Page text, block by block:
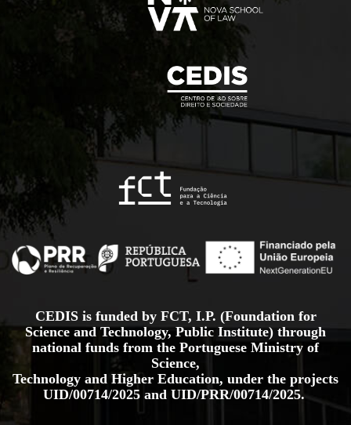
CEDIS is funded by FCT, I.P. (Foundation for
Science and Technology, Public Institute) through
national funds from the Portuguese Ministry of
Science,
Technology and Higher Education, under the projects
UID/00714/2025 and UID/PRR/00714/2025.